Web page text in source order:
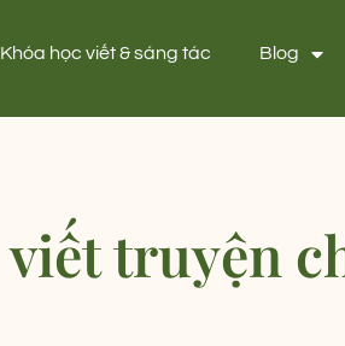
Khóa học viết & sáng tác Blog
viết truyện